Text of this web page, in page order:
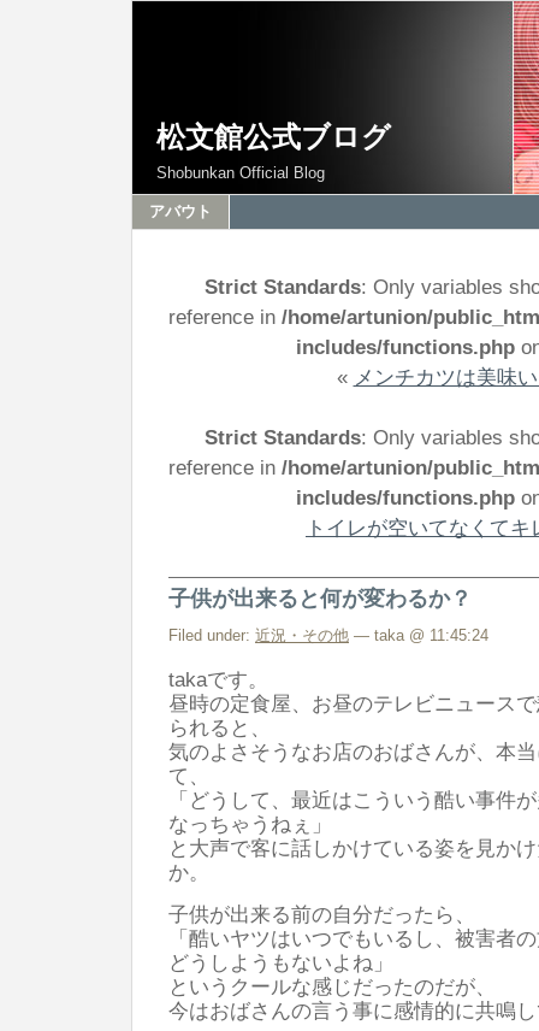
松文館公式ブログ
Shobunkan Official Blog
アバウト
Strict Standards: Only variables
reference in /home/artunion/
includes/functions.php
« メンチカツは美味
Strict Standards: Only variables
reference in /home/artunion/
includes/functions.php
トイレが空いてなくてキ
子供が出来ると何が変わるか？
Filed under: 近況・その他 — taka @ 11:45:24
takaです。
昼時の定食屋、お昼のテレビニュース
られると、
気のよさそうなお店のおばさんが、本
て、
「どうして、最近はこういう酷い事件
なっちゃうねぇ」
と大声で客に話しかけている姿を見か
か。
子供が出来る前の自分だったら、
「酷いヤツはいつでもいるし、被害者
どうしようもないよね」
というクールな感じだったのだが、
今はおばさんの言う事に感情的に共鳴